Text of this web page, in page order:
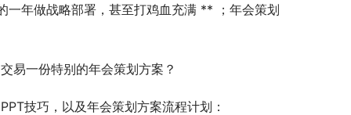
一年做战略部署，甚至打鸡血充满 ** ；年会策划
易一份特别的年会策划方案？
技巧，以及年会策划方案流程计划：